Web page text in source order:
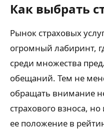
Как выбрать
Рынок страховых
огромный лабиринт,
среди множества
обещаний. Тем не
обращать внимание
страхового взноса,
ее положение в